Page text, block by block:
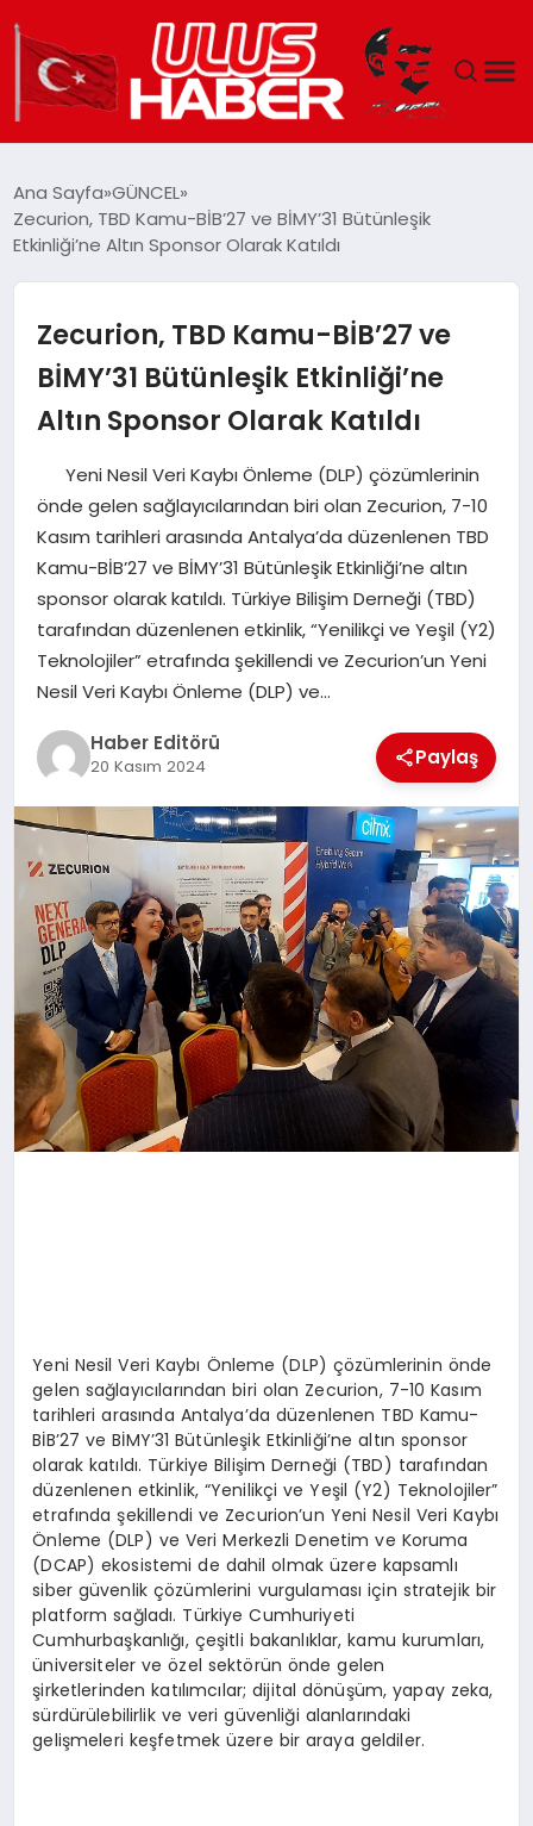
DÜNYA
SIYASET
TEKNOLOJI
EĞITIM
MAGAZIN
SPOR
YAŞAM
Ana Sayfa GÜNCEL
Zecurion, TBD Kamu-BİB’27 ve BİMY’31 Bütünleşik
Etkinliği’ne Altın Sponsor Olarak Katıldı
Zecurion, TBD Kamu-BİB’27 ve
BİMY’31 Bütünleşik Etkinliği’ne
Altın Sponsor Olarak Katıldı
Yeni Nesil Veri Kaybı Önleme (DLP) çözümlerinin
önde gelen sağlayıcılarından biri olan Zecurion, 7-10
Kasım tarihleri arasında Antalya’da düzenlenen TBD
Kamu-BİB’27 ve BİMY’31 Bütünleşik Etkinliği’ne altın
sponsor olarak katıldı. Türkiye Bilişim Derneği (TBD)
tarafından düzenlenen etkinlik, “Yenilikçi ve Yeşil (Y2)
Teknolojiler” etrafında şekillendi ve Zecurion’un Yeni
Nesil Veri Kaybı Önleme (DLP) ve…
Haber Editörü
20 Kasım 2024 Paylaş
Yeni Nesil Veri Kaybı Önleme (DLP) çözümlerinin önde
gelen sağlayıcılarından biri olan Zecurion, 7-10 Kasım
tarihleri arasında Antalya’da düzenlenen TBD Kamu-
BİB’27 ve BİMY’31 Bütünleşik Etkinliği’ne altın sponsor
olarak katıldı. Türkiye Bilişim Derneği (TBD) tarafından
düzenlenen etkinlik, “Yenilikçi ve Yeşil (Y2) Teknolojiler”
etrafında şekillendi ve Zecurion’un Yeni Nesil Veri Kaybı
Önleme (DLP) ve Veri Merkezli Denetim ve Koruma
(DCAP) ekosistemi de dahil olmak üzere kapsamlı
siber güvenlik çözümlerini vurgulaması için stratejik bir
platform sağladı. Türkiye Cumhuriyeti
Cumhurbaşkanlığı, çeşitli bakanlıklar, kamu kurumları,
üniversiteler ve özel sektörün önde gelen
şirketlerinden katılımcılar; dijital dönüşüm, yapay zeka,
sürdürülebilirlik ve veri güvenliği alanlarındaki
gelişmeleri keşfetmek üzere bir araya geldiler.